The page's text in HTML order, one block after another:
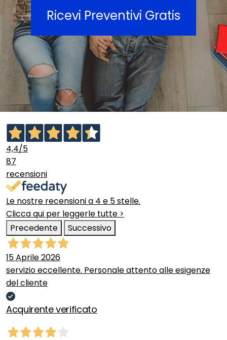
Ricevi Preventivi Gratis
4,4/5
87
recensioni
Le nostre recensioni a 4 e 5 stelle.
Clicca qui per leggerle tutte >
Precedente
Successivo
15 Aprile 2026
servizio eccellente. Personale attento alle esigenze
del cliente
Acquirente verificato